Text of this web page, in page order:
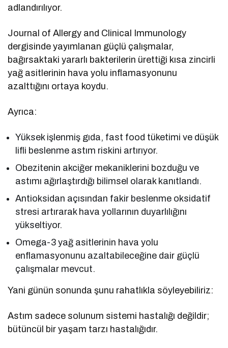
adlandırılıyor.
Journal of Allergy and Clinical Immunology
dergisinde yayımlanan güçlü çalışmalar,
bağırsaktaki yararlı bakterilerin ürettiği kısa zincirli
yağ asitlerinin hava yolu inflamasyonunu
azalttığını ortaya koydu.
Ayrıca:
Yüksek işlenmiş gıda, fast food tüketimi ve düşük
lifli beslenme astım riskini artırıyor.
Obezitenin akciğer mekaniklerini bozduğu ve
astımı ağırlaştırdığı bilimsel olarak kanıtlandı.
Antioksidan açısından fakir beslenme oksidatif
stresi artırarak hava yollarının duyarlılığını
yükseltiyor.
Omega-3 yağ asitlerinin hava yolu
enflamasyonunu azaltabileceğine dair güçlü
çalışmalar mevcut.
Yani günün sonunda şunu rahatlıkla söyleyebiliriz:
Astım sadece solunum sistemi hastalığı değildir;
bütüncül bir yaşam tarzı hastalığıdır.